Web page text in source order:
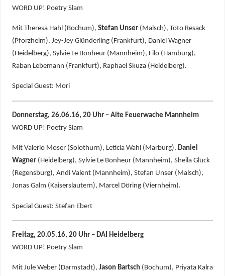
WORD UP! Poetry Slam
Mit Theresa Hahl (Bochum), Stefan Unser(Malsch), Toto Resack
(Pforzheim), Jey-Jey Glünderling (Frankfurt), Daniel Wagner
(Heidelberg), Sylvie Le Bonheur (Mannheim), Filo (Hamburg),
Raban Lebemann (Frankfurt), Raphael Skuza (Heidelberg).
Special Guest: Mori
Donnerstag, 26.06.16, 20 Uhr – Alte Feuerwache Mannheim
WORD UP! Poetry Slam
Mit Valerio Moser (Solothurn), Leticia Wahl (Marburg), Daniel
Wagner(Heidelberg), Sylvie Le Bonheur (Mannheim), Sheila Glück
(Regensburg), Andi Valent (Mannheim), Stefan Unser (Malsch),
Jonas Galm (Kaiserslautern), Marcel Döring (Viernheim).
Special Guest: Stefan Ebert
Freitag, 20.05.16, 20 Uhr – DAI Heidelberg
WORD UP! Poetry Slam
Mit Jule Weber (Darmstadt), Jason Bartsch(Bochum), Priyata Kalra